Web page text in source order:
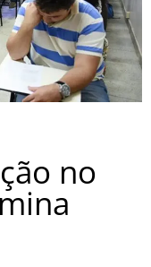
no